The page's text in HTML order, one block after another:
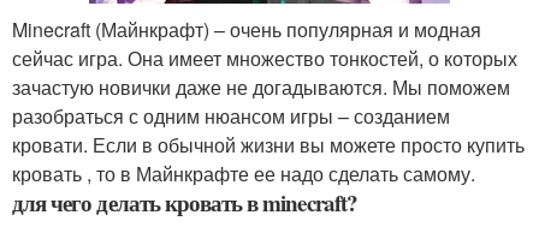
Minecraft (Майнкрафт) – очень популярная и модная
сейчас игра. Она имеет множество тонкостей, о которых
зачастую новички даже не догадываются. Мы поможем
разобраться с одним нюансом игры – созданием
кровати. Если в обычной жизни вы можете просто купить
кровать , то в Майнкрафте ее надо сделать самому.
для чего делать кровать в minecraft?